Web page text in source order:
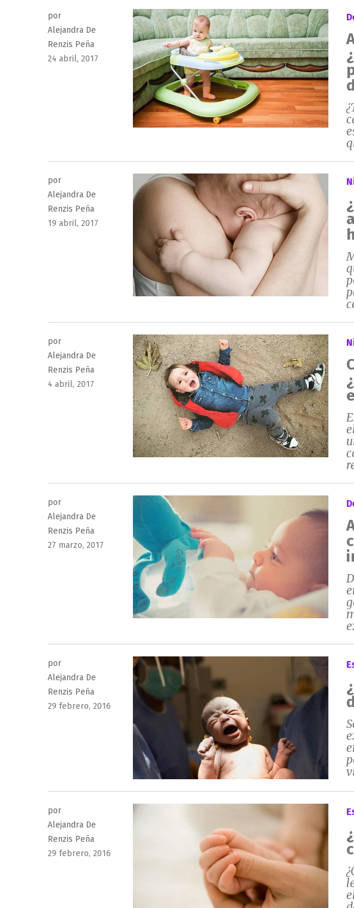
por
Alejandra De
Renzis Peña
Publicado
24 abril, 2017
por
Alejandra De
Renzis Peña
Publicado
19 abril, 2017
por
Alejandra De
Renzis Peña
Publicado
4 abril, 2017
por
Alejandra De
Renzis Peña
Publicado
27 marzo, 2017
por
Alejandra De
Renzis Peña
Publicado
29 febrero, 2016
por
Alejandra De
Renzis Peña
Publicado
29 febrero, 2016